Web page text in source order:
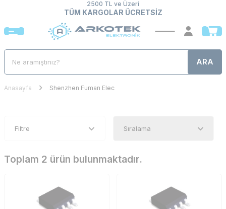
2500 TL ve Üzeri
TÜM KARGOLAR ÜCRETSİZ
ARA
Anasayfa Shenzhen Fuman Elec
Filtre
Toplam 2 ürün bulunmaktadır.